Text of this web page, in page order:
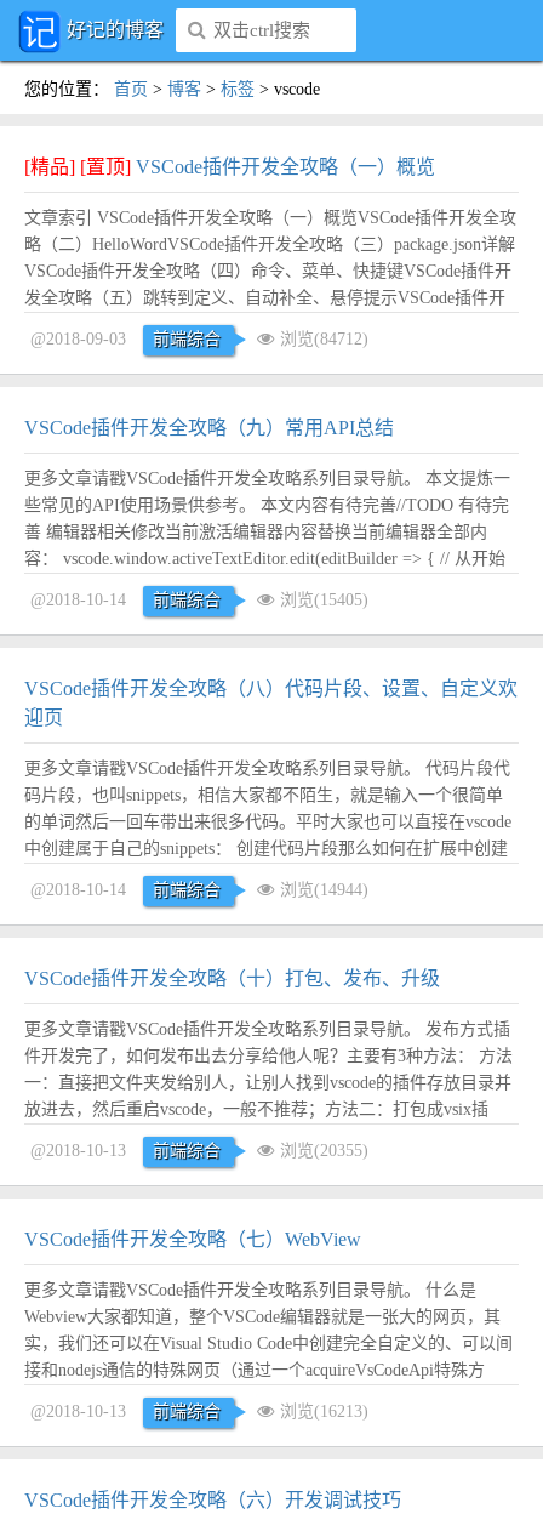
好记的博客
您的位置 ： 首页 > 博客 > 标签 > vscode
[精品] [置顶] VSCode插件开发全攻略（一）概览
文章索引 VSCode插件开发全攻略（一）概览VSCode插件开发全攻
略（二）HelloWordVSCode插件开发全攻略（三）package.json详解
VSCode插件开发全攻略（四）命令、菜单、快捷键VSCode插件开
发全攻略（五）跳转到定义、自动补全、悬停提示VSCode插件开
发全攻略（六）开发调试技巧VSCode插件开发全攻略（七）
WebViewVSCode插件开发全攻略（八）代码片段...
@2018-09-03 前端综合 浏览(84712)
VSCode插件开发全攻略（九）常用API总结
更多文章请戳VSCode插件开发全攻略系列目录导航。 本文提炼一
些常见的API使用场景供参考。 本文内容有待完善//TODO 有待完
善 编辑器相关修改当前激活编辑器内容替换当前编辑器全部内
容： vscode.window.activeTextEditor.edit(editBuilder => { // 从开始
到结束，全量替换 const end = new vscode...
@2018-10-14
前端综合 浏览(15405)
VSCode插件开发全攻略（八）代码片段、设置、自定义欢
迎页
更多文章请戳VSCode插件开发全攻略系列目录导航。 代码片段代
码片段，也叫snippets，相信大家都不陌生，就是输入一个很简单
的单词然后一回车带出来很多代码。平时大家也可以直接在vscode
中创建属于自己的snippets： 创建代码片段那么如何在扩展中创建
snippets呢？ package.json文件新增如下： "contributes": { "snippets":
...
@2018-10-14 前端综合 浏览(14944)
VSCode插件开发全攻略（十）打包、发布、升级
更多文章请戳VSCode插件开发全攻略系列目录导航。 发布方式插
件开发完了，如何发布出去分享给他人呢？主要有3种方法： 方法
一：直接把文件夹发给别人，让别人找到vscode的插件存放目录并
放进去，然后重启vscode，一般不推荐；方法二：打包成vsix插
件，然后发送给别人安装，如果你的插件涉及机密不方便发布到应
用市场，可以尝试采用这种方式；方法三：注册开发者账号，发布
到官网应用市场，这个发...阅读全文
@2018-10-13 前端综合 浏览(20355)
VSCode插件开发全攻略（七）WebView
更多文章请戳VSCode插件开发全攻略系列目录导航。 什么是
Webview大家都知道，整个VSCode编辑器就是一张大的网页，其
实，我们还可以在Visual Studio Code中创建完全自定义的、可以间
接和nodejs通信的特殊网页（通过一个acquireVsCodeApi特殊方
法），这个网页就叫WebView。内置的Markdown的预览就是使用
WebView实现的。使用Webview可以...阅读全文
@2018-10-13 前端综合 浏览(16213)
VSCode插件开发全攻略（六）开发调试技巧